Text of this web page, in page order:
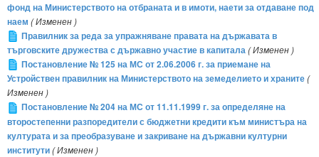
фонд на Министерството на отбраната и в имоти, наети за отдаване под
наем ( Изменен )
Правилник за реда за упражняване правата на държавата в
търговските дружества с държавно участие в капитала( Изменен )
Постановление № 125 на МС от 2.06.2006 г. за приемане на
Устройствен правилник на Министерството на земеделието и храните(
Изменен )
Постановление № 204 на МС от 11.11.1999 г. за определяне на
второстепенни разпоредители с бюджетни кредити към министъра на
културата и за преобразуване и закриване на държавни културни
институти( Изменен )